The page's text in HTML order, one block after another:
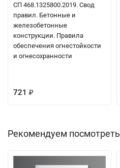
СП 468.1325800.2019. Свод
правил. Бетонные и
железобетонные
конструкции. Правила
обеспечения огнестойкости
и огнесохранности
721 ₽
Рекомендуем посмотреть